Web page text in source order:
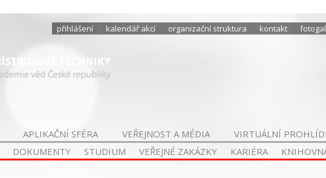
přihlášení kalendář akcí organizační struktura kontakt
APLIKAČNÍ SFÉRA VEŘEJNOST A MÉDIA
VIRTUÁLNÍ
DOKUMENTY STUDIUM VEŘEJNÉ ZAKÁZKY KARIÉRA